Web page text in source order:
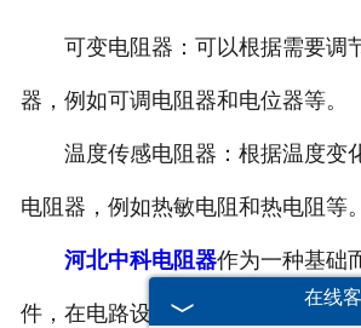
可变电阻器：可以根据需要调
器，例如可调电阻器和电位器等。
温度传感电阻器：根据温度变
电阻器，例如热敏电阻和热电阻等。
河北中科电阻器作为一种基础
件，在电路设计和电子设备中发挥
在线